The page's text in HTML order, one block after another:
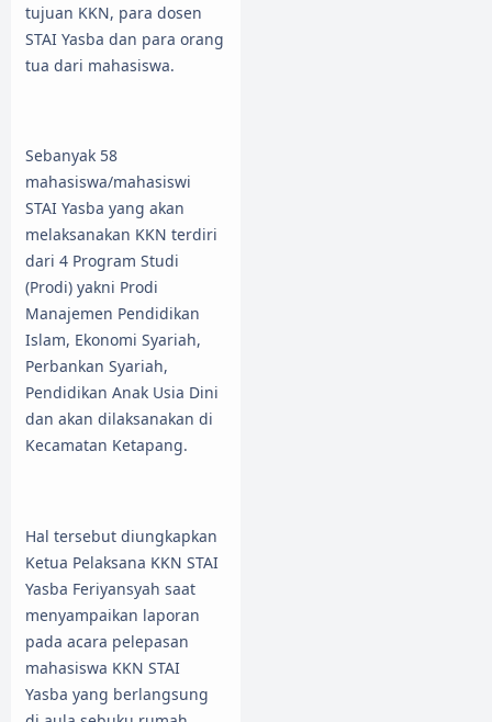
tujuan KKN, para dosen
STAI Yasba dan para orang
tua dari mahasiswa.
Sebanyak 58
mahasiswa/mahasiswi
STAI Yasba yang akan
melaksanakan KKN terdiri
dari 4 Program Studi
(Prodi) yakni Prodi
Manajemen Pendidikan
Islam, Ekonomi Syariah,
Perbankan Syariah,
Pendidikan Anak Usia Dini
dan akan dilaksanakan di
Kecamatan Ketapang.
Hal tersebut diungkapkan
Ketua Pelaksana KKN STAI
Yasba Feriyansyah saat
menyampaikan laporan
pada acara pelepasan
mahasiswa KKN STAI
Yasba yang berlangsung